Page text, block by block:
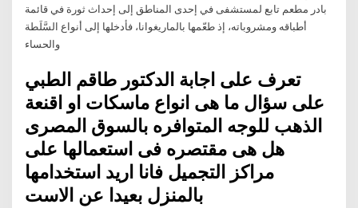
بادر مطعم تابع لمستشفى في إحدى المناطق إلى إحداث ثورة في قائمة
أطباقه ومشروباته، إذ طعّمها بالماريغوانا، فأدخلها إلى أنواع السَّلَطة
والحساء
تعرف على اجابة الدكتور طاقم الطبي
على سؤال ما هى انواع ماسكات او اقنعة
الذهب للوجه المتوافره بالسوق المصرى
هل هى مقتصره فى استعمالها على
مراكز التجميل فانا اريد استخدامها
بالمنزل بعيدا عن الاست